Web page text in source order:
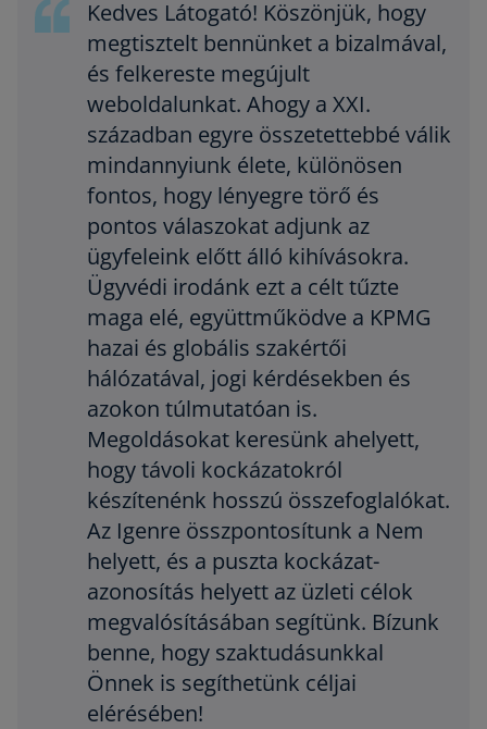
Kedves Látogató! Köszönjük, hogy
megtisztelt bennünket a bizalmával,
és felkereste megújult
weboldalunkat. Ahogy a XXI.
században egyre összetettebbé válik
mindannyiunk élete, különösen
fontos, hogy lényegre törő és
pontos válaszokat adjunk az
ügyfeleink előtt álló kihívásokra.
Ügyvédi irodánk ezt a célt tűzte
maga elé, együttműködve a KPMG
hazai és globális szakértői
hálózatával, jogi kérdésekben és
azokon túlmutatóan is.
Megoldásokat keresünk ahelyett,
hogy távoli kockázatokról
készítenénk hosszú összefoglalókat.
Az Igenre összpontosítunk a Nem
helyett, és a puszta kockázat-
azonosítás helyett az üzleti célok
megvalósításában segítünk. Bízunk
benne, hogy szaktudásunkkal
Önnek is segíthetünk céljai
elérésében!